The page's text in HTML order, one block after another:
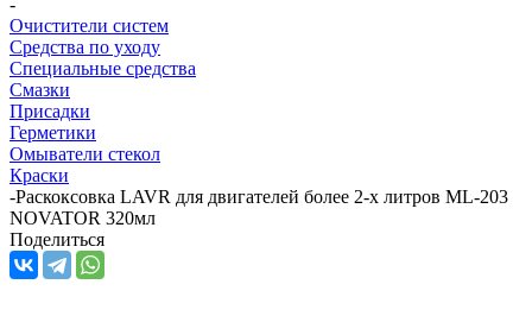
Очистители систем
Средства по уходу
Специальные средства
Смазки
Присадки
Герметики
Омыватели стекол
Краски
-Раскоксовка LAVR для двигателей более 2-х литров ML-203
NOVATOR 320мл
Поделиться